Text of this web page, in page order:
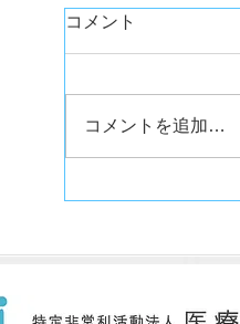
コメント
コメントを追加…